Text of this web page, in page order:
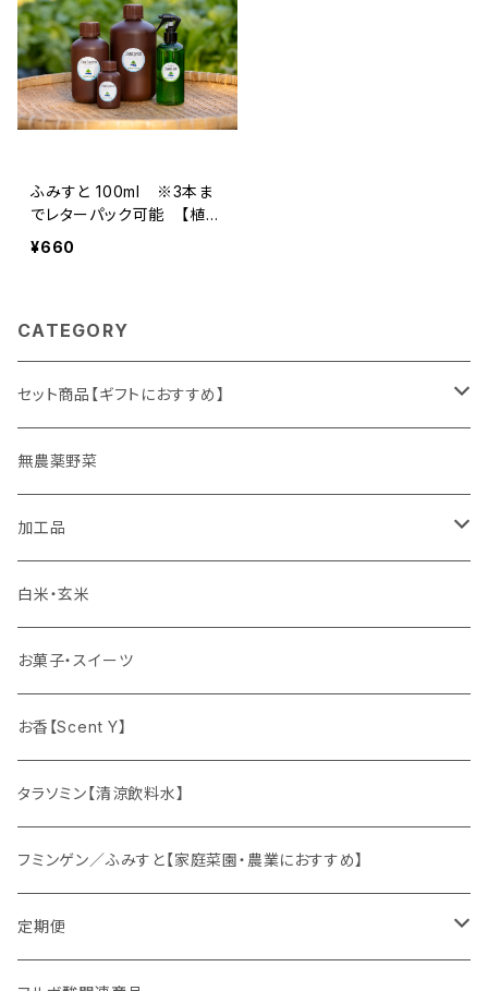
ふみすと 100ml ※3本ま
でレターパック可能 【植物
生き生き♪ そのまま使え
¥660
CATEGORY
セット商品【ギフトにおすすめ】
ギフト
無農薬野菜
加工品
ゆず姫シリーズ
各種パウダー
ドリンクの素
健康茶
オリジナルスパイス
白米・玄米
お菓子・スイーツ
お香【Scent Y】
タラソミン【清涼飲料水】
フミンゲン／ふみすと【家庭菜園・農業におすすめ】
定期便